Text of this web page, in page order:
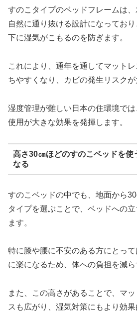
すのこタイプのベッドフレームは
自然に通り抜ける設計になってお
下に湿気がこもるのを防ぎます。
これにより、通年を通してマット
ちやすくなり、カビの発生リスクが
湿度管理が難しい日本の住環境で
使用が大きな効果を発揮します。
高さ30㎝ほどのすのこベッドを使
なる
すのこベッドの中でも、地面から
タイプを選ぶことで、ベッドへの
ます。
特に膝や腰に不安のある方にとっ
に楽になるため、体への負担を減ら
また、この高さがあることで、マ
スも広がり、湿気対策にもより効果